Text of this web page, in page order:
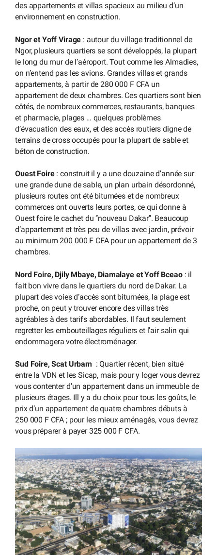
des appartements et villas spacieux au milieu d’un
environnement en construction.
Ngor et Yoff Virage : autour du village traditionnel de
Ngor, plusieurs quartiers se sont développés, la plupart
le long du mur de l’aéroport. Tout comme les Almadies,
on n’entend pas les avions. Grandes villas et grands
appartements, à partir de 280 000 F CFA un
appartement de deux chambres. Ces quartiers sont bien
côtés, de nombreux commerces, restaurants, banques
et pharmacie, plages … quelques problèmes
d’évacuation des eaux, et des accès routiers digne de
terrains de cross occupés pour la plupart de sable et
béton de construction.
Ouest Foire: construit il y a une douzaine d’année sur
une grande dune de sable, un plan urbain désordonné,
plusieurs routes ont été bitumées et de nombreux
commerces ont ouverts leurs portes, ce qui donne à
Ouest foire le cachet du ‘’nouveau Dakar’’. Beaucoup
d’appartement et très peu de villas avec jardin, prévoir
au minimum 200 000 F CFA pour un appartement de 3
chambres.
Nord Foire, Djily Mbaye, Diamalaye et Yoff Bceao: il
fait bon vivre dans le quartiers du nord de Dakar. La
plupart des voies d’accès sont bitumées, la plage est
proche, on peut y trouver encore des villas très
agréables à des tarifs abordables. Il faut seulement
regretter les embouteillages réguliers et l’air salin qui
endommagera votre électroménager.
Sud Foire, Scat Urbam : Quartier récent, bien situé
entre la VDN et les Sicap, mais pour y loger vous devrez
vous contenter d’un appartement dans un immeuble de
plusieurs étages. Ill y a du choix pour tous les goûts, le
prix d’un appartement de quatre chambres débuts à
250 000 F CFA ; pour les mieux aménagés, vous devrez
vous préparer à payer 325 000 F CFA.